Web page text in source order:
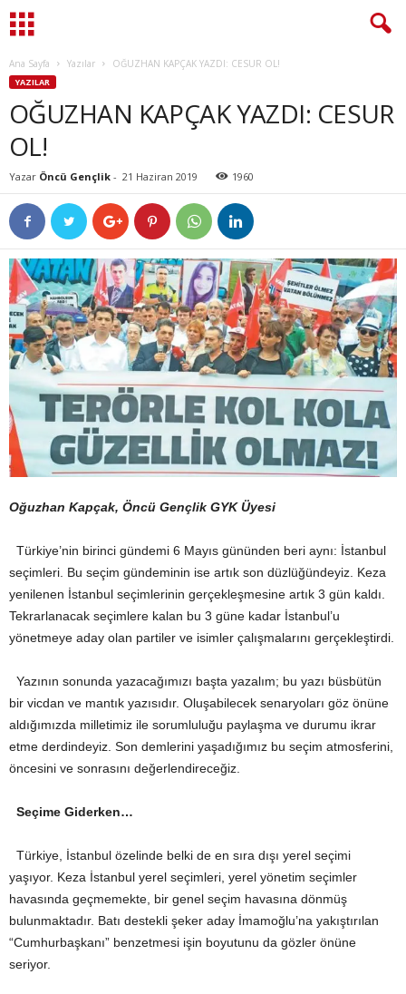
Ana Sayfa Yazılar OĞUZHAN KAPÇAK YAZDI: CESUR OL!
YAZILAR
OĞUZHAN KAPÇAK YAZDI: CESUR
OL!
Yazar Öncü Gençlik - 21 Haziran 2019 1960
Oğuzhan Kapçak, Öncü Gençlik GYK Üyesi
Türkiye’nin birinci gündemi 6 Mayıs gününden beri aynı: İstanbul
seçimleri. Bu seçim gündeminin ise artık son düzlüğündeyiz. Keza
yenilenen İstanbul seçimlerinin gerçekleşmesine artık 3 gün kaldı.
Tekrarlanacak seçimlere kalan bu 3 güne kadar İstanbul’u
yönetmeye aday olan partiler ve isimler çalışmalarını gerçekleştirdi.
Yazının sonunda yazacağımızı başta yazalım; bu yazı büsbütün
bir vicdan ve mantık yazısıdır. Oluşabilecek senaryoları göz önüne
aldığımızda milletimiz ile sorumluluğu paylaşma ve durumu ikrar
etme derdindeyiz. Son demlerini yaşadığımız bu seçim atmosferini,
öncesini ve sonrasını değerlendireceğiz.
Seçime Giderken…
Türkiye, İstanbul özelinde belki de en sıra dışı yerel seçimi
yaşıyor. Keza İstanbul yerel seçimleri, yerel yönetim seçimler
havasında geçmemekte, bir genel seçim havasına dönmüş
bulunmaktadır. Batı destekli şeker aday İmamoğlu’na yakıştırılan
“Cumhurbaşkanı” benzetmesi işin boyutunu da gözler önüne
seriyor.